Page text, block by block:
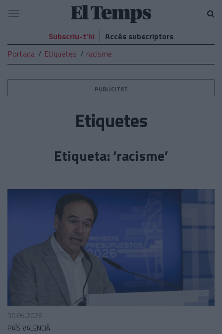
El
Temps
Navegació
Subscriu-t’hi
Accés subscriptors
Portada
Etiquetes racisme
PUBLICITAT
Etiquetes
Etiqueta: ‘racisme’
30.05.2026
PAÍS VALENCIÀ